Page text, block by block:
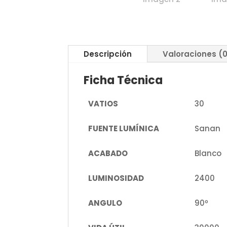
Descripción Valoraciones
Ficha Técnica
VATIOS 30
FUENTE LUMÍNICA Sanan
ACABADO Blanco
LUMINOSIDAD 2400
ANGULO 90º